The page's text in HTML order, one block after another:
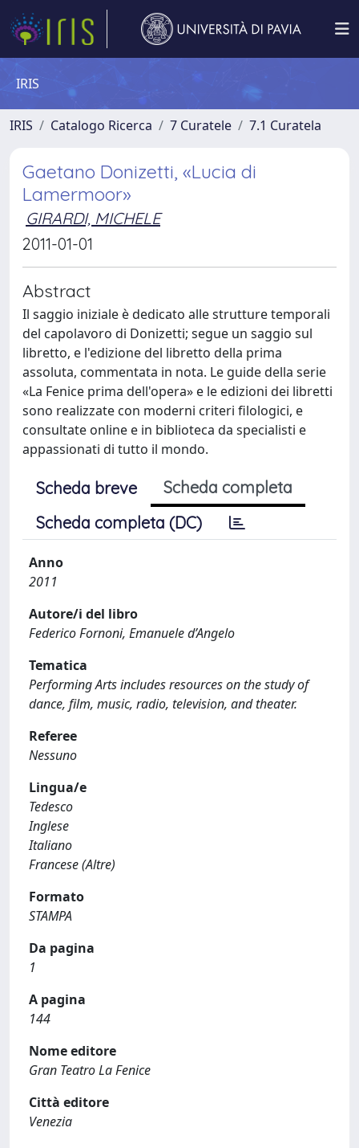
IRIS
IRIS Catalogo Ricerca 7 Curatele 7.1 Curatela
Gaetano Donizetti, «Lucia di
Lamermoor»
GIRARDI, MICHELE
2011-01-01
Abstract
Il saggio iniziale è dedicato alle strutture temporali
del capolavoro di Donizetti; segue un saggio sul
libretto, e l'edizione del libretto della prima
assoluta, commentata in nota. Le guide della serie
«La Fenice prima dell'opera» e le edizioni dei libretti
sono realizzate con moderni criteri filologici, e
consultate online e in biblioteca da specialisti e
appassionati di tutto il mondo.
Scheda breve
Scheda completa
Scheda completa (DC)
Anno
2011
Autore/i del libro
Federico Fornoni, Emanuele d’Angelo
Tematica
Performing Arts includes resources on the study of
dance, film, music, radio, television, and theater.
Referee
Nessuno
Lingua/e
Tedesco
Inglese
Italiano
Francese (Altre)
Formato
STAMPA
Da pagina
1
A pagina
144
Nome editore
Gran Teatro La Fenice
Città editore
Venezia